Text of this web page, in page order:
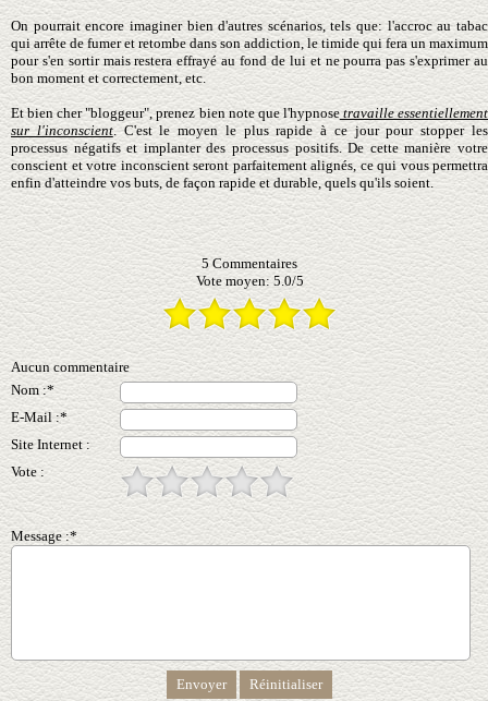
On pourrait encore imaginer bien d'autres scénarios, tels que: l'accroc au tabac
qui arrête de fumer et retombe dans son addiction, le timide qui fera un maximum
pour s'en sortir mais restera effrayé au fond de lui et ne pourra pas s'exprimer au
bon moment et correctement, etc.
Et bien cher "bloggeur", prenez bien note que l'hypnosetravaille essentiellement
sur l'inconscient. C'est le moyen le plus rapide à ce jour pour stopper les
processus négatifs et implanter des processus positifs. De cette manière votre
conscient et votre inconscient seront parfaitement alignés, ce qui vous permettra
enfin d'atteindre vos buts, de façon rapide et durable, quels qu'ils soient.
5Commentaires
Vote moyen:5.0/5
Aucun commentaire
Nom :*
E-Mail :*
Site Internet :
Vote :
Message :*